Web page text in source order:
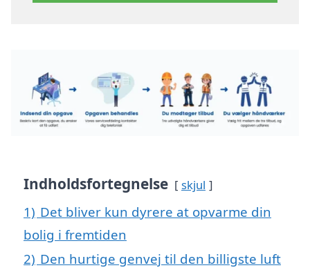
Indholdsfortegnelse skjul
1) Det bliver kun dyrere at opvarme din
bolig i fremtiden
2) Den hurtige genvej til den billigste luft